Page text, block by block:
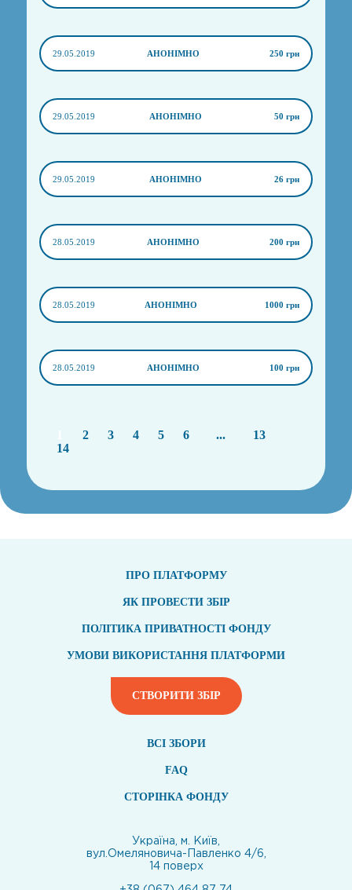
29.05.2019 АНОНІМНО 250 грн
29.05.2019 АНОНІМНО 50 грн
29.05.2019 АНОНІМНО 26 грн
28.05.2019 АНОНІМНО 200 грн
28.05.2019 АНОНІМНО 1000 грн
28.05.2019 АНОНІМНО 100 грн
2 3 4 5 6 ...
13
14
ПРО ПЛАТФОРМУ
ЯК ПРОВЕСТИ ЗБІР
ПОЛІТИКА ПРИВАТНОСТІ ФОНДУ
УМОВИ ВИКОРИСТАННЯ ПЛАТФОРМИ
СТВОРИТИ ЗБІР
ВСI ЗБОРИ
FAQ
СТОРІНКА ФОНДУ
Україна, м. Київ,
вул.Омеляновича-Павленко 4/6,
14 поверх